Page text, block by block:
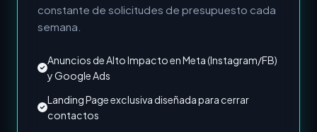
constante de solicitudes de presupuesto cada
semana.
Anuncios de Alto Impacto en Meta (Instagram/FB)
y Google Ads
Landing Page exclusiva diseñada para cerrar
contactos